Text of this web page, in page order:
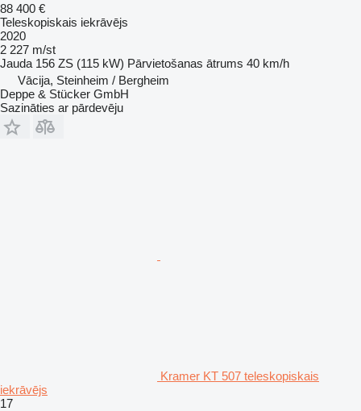
88 400 €
Teleskopiskais iekrāvējs
2020
2 227 m/st
Jauda 156 ZS (115 kW) Pārvietošanas ātrums 40 km/h
Vācija, Steinheim / Bergheim
Deppe & Stücker GmbH
Sazināties ar pārdevēju
Kramer KT 507 teleskopiskais
iekrāvējs
17